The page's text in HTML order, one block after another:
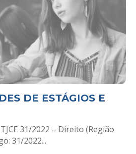
DE ESTÁGIOS E
31/2022 – Direito (Região
31/2022...